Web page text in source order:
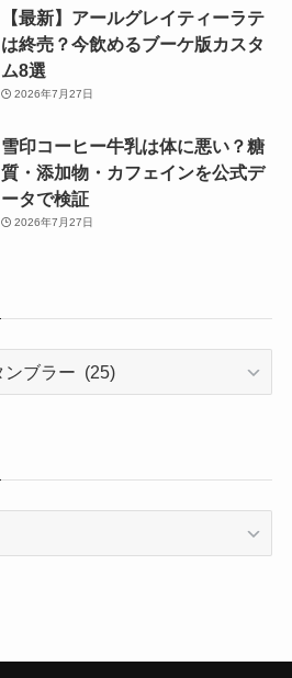
【最新】アールグレイティーラテ
は終売？今飲めるブーケ版カスタ
ム8選
2026年7月27日
雪印コーヒー牛乳は体に悪い？糖
質・添加物・カフェインを公式デ
ータで検証
2026年7月27日